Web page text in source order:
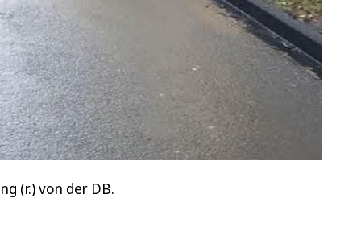
(r.) von der DB.